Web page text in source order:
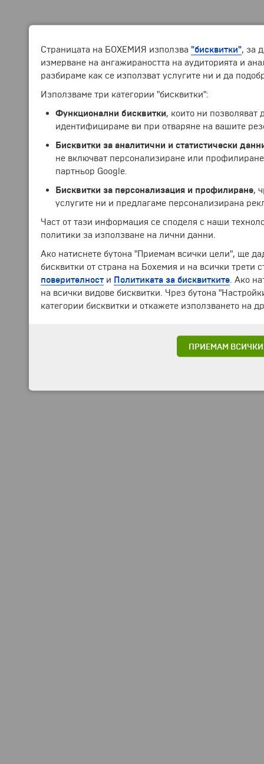
Страницата на БОХЕМИЯ използва "бисквитки", за
измерване на ангажираността на аудиторията и
разбираме как се използват услугите ни и да
Използваме три категории "бисквитки":
Функционални бисквитки, които ни позволяват
идентифицираме ви при отваряне на вашите
Бисквитки за аналитични и статистически
не включват персонализиране или
партньор Google.
Бисквитки за персонализация и профилиране,
услугите ни и предлагаме персонализирана
Част от тази информация се споделя с наши
политики за използване на лични данни.
Ако натиснете бутона "Приемам всички цели", ще
бисквитки от страна на Бохемия и на всички трети
поверителност и Политиката за бисквитките . Ако
на всички видове бисквитки. Чрез бутона
категории бисквитки и откажете използването на
ПРИЕМАМ